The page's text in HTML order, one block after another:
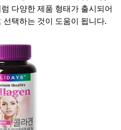
럼 다양한 제품 형태가 출시되어
택하는 것이 도움이 됩니다.